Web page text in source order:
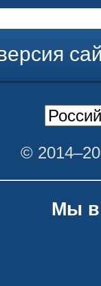
©
Мы в